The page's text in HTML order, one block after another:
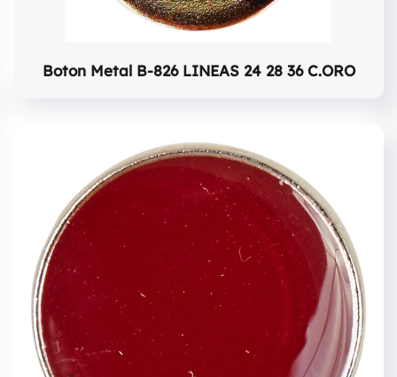
Boton Metal B-826 LINEAS 24 28 36 C.ORO